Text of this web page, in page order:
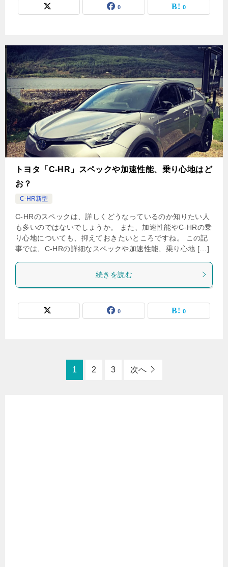
0 0
トヨタ「C-HR」スペックや加速性能、乗り心地はど
お？
C-HR新型
C-HRのスペックは、詳しくどうなっているのか知りたい人
も多いのではないでしょうか。 また、加速性能やC-HRの乗
り心地についても、抑えておきたいところですね。 この記
事では、C-HRの詳細なスペックや加速性能、乗り心地 […]
続きを読む
0 0
1 2 3 次へ